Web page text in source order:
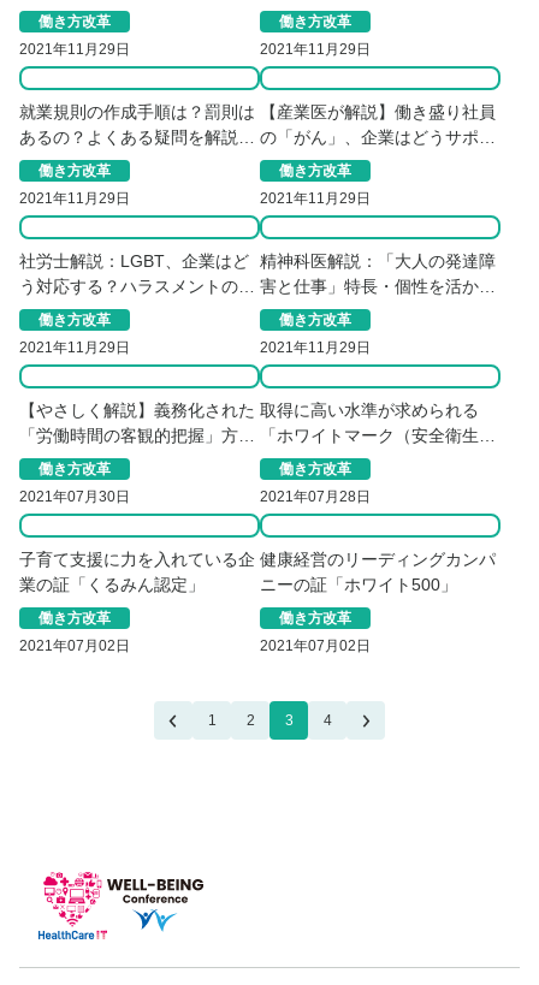
解説【実践編】
働き方改革
2021年11月29日
前半・24時間戦っていた時代〜
働き方改革
2021年11月29日
就業規則の作成手順は？罰則は
あるの？よくある疑問を解説
【準備編】
働き方改革
2021年11月29日
【産業医が解説】働き盛り社員
の「がん」、企業はどうサポー
トすべきか？
働き方改革
2021年11月29日
社労士解説：LGBT、企業はど
う対応する？ハラスメントの注
意点とは
働き方改革
2021年11月29日
精神科医解説：「大人の発達障
害と仕事」特長・個性を活かす
職場での対応策
働き方改革
2021年11月29日
【やさしく解説】義務化された
「労働時間の客観的把握」方法
と対象者とは
働き方改革
2021年07月30日
取得に高い水準が求められる
「ホワイトマーク（安全衛生優
良企業）」
働き方改革
2021年07月28日
子育て支援に力を入れている企
業の証「くるみん認定」
働き方改革
2021年07月02日
健康経営のリーディングカンパ
ニーの証「ホワイト500」
働き方改革
2021年07月02日
1 2 3 4